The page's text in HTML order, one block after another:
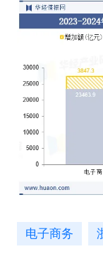
电子商务